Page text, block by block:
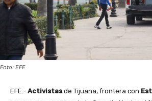
Foto: EFE
EFE.- Activistasde Tijuana, frontera con